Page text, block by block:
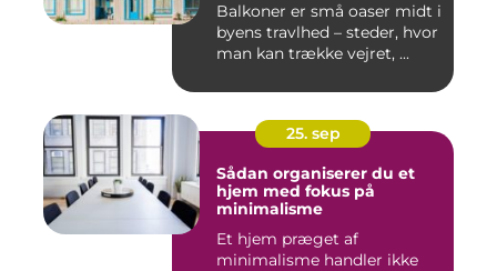
Balkoner er små oaser midt i
byens travlhed – steder, hvor
man kan trække vejret, ...
25. sep
Sådan organiserer du et
hjem med fokus på
minimalisme
Et hjem præget af
minimalisme handler ikke